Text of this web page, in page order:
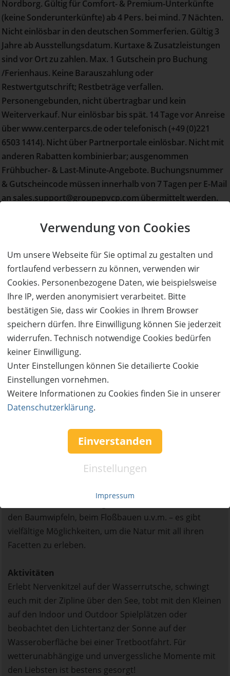
Verwendung von Cookies
Um unsere Webseite für Sie optimal zu gestalten und
fortlaufend verbessern zu können, verwenden wir
Cookies. Personenbezogene Daten, wie beispielsweise
Ihre IP, werden anonymisiert verarbeitet. Bitte
bestätigen Sie, dass wir Cookies in Ihrem Browser
speichern dürfen. Ihre Einwilligung können Sie jederzeit
widerrufen. Technisch notwendige Cookies bedürfen
keiner Einwilligung.
Unter Einstellungen können Sie detailierte Cookie
Einstellungen vornehmen.
Weitere Informationen zu Cookies finden Sie in unserer
Datenschutzerklärung.
Einverstanden
Einstellungen
Impressum
Nordborg. Gültig für Comfort- & Premium-Unterkünfte
(keine Sonderunterkünfte) ab 4 Pers. bei mind. 7 Nächten.
Nicht einlösbar in den deutschen Sommerferien. Gültig 3
Jahre ab Ausstellungsdatum. Kurtaxe & Zusatzleistungen
sind vor Ort zu zahlen. Max. 1 Gutschein pro Buchung
/Ferienhaus. Keine Barauszahlung oder
Restwertgutschrift; Restbeträge verfallen.
Personengebunden, nicht übertragbar und kein
Weiterverkauf. Nur einlösbar bis spät. 14 Tage vor Anreise
über www.centerparcs.de oder telefonisch (+49 (0)221
6503 1414). Nicht über Partnerportale einlösbar. Nicht mit
anderen Rabatten kombinierbar; ausgenommen
Frühbucher- & Last-Minute-Angebote. Buchungsnummer
& Gutscheincode müssen innerhalb von 7 Tagen per E-Mail
an sales.support@groupepvcp.com übermittelt werden.
Einlösebedingungen
Ferienhaus
Lacht zusammen mit euren Liebsten bei einem
gemütlichen Grillabend auf der eigenen Ferienhaus
Terrasse, genießt gemeinsame Spieleabende oder
lauscht dem Vogelgezwitscher bei einem ausgiebigen
Frühstück. In eurem Ferienhaus macht ihr Urlaub
inmitten der Natur, abseits der Hektik des Alltags. Es
stehen euch Ferienhäuser in den Kategorien Comfort
und Premium zur Verfügung.
Natur
schönster Natur – mal urig im Wald, mal idyllisch direkt
am Wasser oder inmitten von atemberaubend
schönen Berglandschaften. 90% der Parks bestehen
aus Wald und Wasser und bieten eine Vielzahl von
bei einer Wattwanderung, beim Klettern hoch oben in
den Baumwipfeln, beim Floßbauen u.v.m. – es gibt
vielfältige Möglichkeiten, um die Natur mit all ihren
Facetten zu erleben.
Aktivitäten
Erlebt Nervenkitzel auf der Wasserrutsche, schwingt
euch mit der Zipline über den See, tobt mit den Kleinen
auf den Indoor und Outdoor Spielplätzen oder
beobachtet den Lichtertanz der Sonne auf der
Wasseroberfläche bei einer Tretbootfahrt. Für
wetterunabhängige und unvergessliche Momente mit
den Liebsten ist bestens gesorgt!